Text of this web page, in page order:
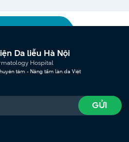
Da liễu Hà Nội
Hospital
tâm - Nâng tầm làn da Việt